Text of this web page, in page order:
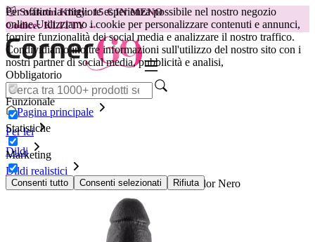
Per offrirti la migliore esperienza possibile nel nostro negozio
online.Utilizziamo i cookie per personalizzare contenuti e annunci,
fornire funzionalità dei social media e analizzare il nostro traffico.
Condividiamo inoltre informazioni sull'utilizzo del nostro sito con i
nostri partner di social media, pubblicità e analisi,
Obbligatorio
Funzionale
Statistiche
Marketing
Consenti tutto Consenti selezionati Rifiuta
😽Svakom Klitty: 15 € IN MENO
Codice: KLITTY →
Pagina principale
Per lei
Dildi
Dildi realistici
King Cock di 23 cm - Dildo con Testicoli color Nero